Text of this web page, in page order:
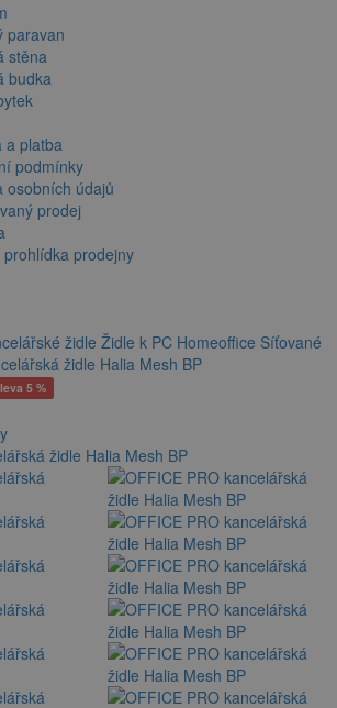
paravan
stěna
budka
a platba
podmínky
osobních údajů
prodej
prodejny
židle Židle k PC Homeoffice Síťované
židle Halia Mesh BP
5 %